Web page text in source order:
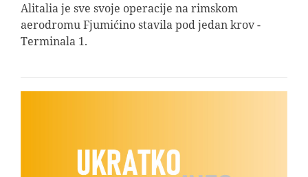
Alitalia je sve svoje operacije na rimskom
aerodromu Fjumićino stavila pod jedan krov -
Terminala 1.